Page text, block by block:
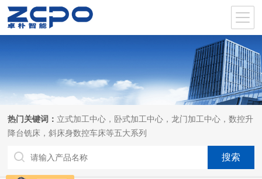
热门关键词： 立式加工中心，卧式加工中心，龙门加工中心，数控升
降台铣床，斜床身数控车床等五大系列